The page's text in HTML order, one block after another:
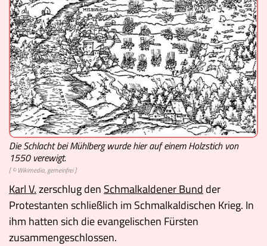
Die Schlacht bei Mühlberg wurde hier auf einem Holzstich von
1550 verewigt.
[ © Wikimedia, gemeinfrei ]
Karl V.zerschlug den Schmalkaldener Bund der
Protestanten schließlich im Schmalkaldischen Krieg. In
ihm hatten sich die evangelischen Fürsten
zusammengeschlossen.